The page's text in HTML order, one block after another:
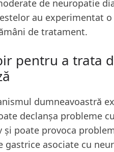
de neuropatie
au experimentat
de tratament.
pentru a trata
dumneavoastră
declanșa probleme
poate provoca
gastrice asociate cu